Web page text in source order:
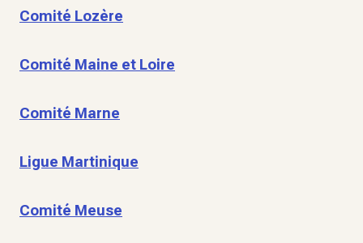
Comité Lozère
Comité Maine et Loire
Comité Marne
Ligue Martinique
Comité Meuse